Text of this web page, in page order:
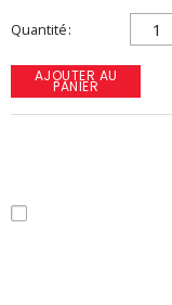
Quantité
AJOUTER AU
PANIER